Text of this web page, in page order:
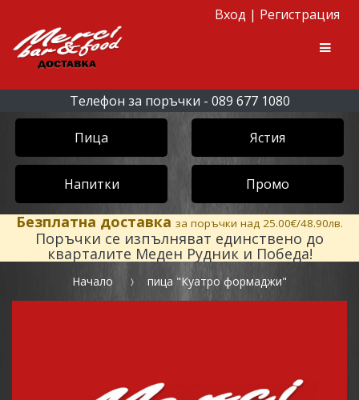
Вход | Регистрация
Skip to navigation
Skip to content
Телефон за поръчки - 089 677 1080
Пица Ястия
Напитки Промо
Безплатна доставка за поръчки над 25.00€/48.90лв.
Поръчки се изпълняват единствено до
кварталите Меден Рудник и Победа!
Начало пица "Куатро формаджи"